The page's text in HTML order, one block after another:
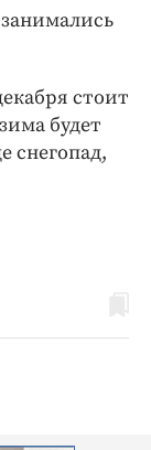
стоит
будет
снегопад,